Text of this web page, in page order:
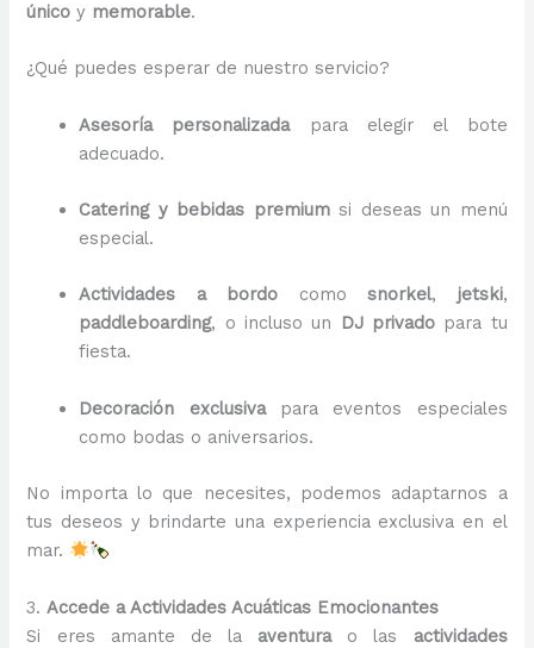
único y memorable.
¿Qué puedes esperar de nuestro servicio?
Asesoría personalizadapara elegir el bote
adecuado.
Catering y bebidas premiumsi deseas un menú
especial.
Actividades a bordo comosnorkel, jetski,
paddleboarding, o incluso un DJ privadopara tu
fiesta.
Decoración exclusivapara eventos especiales
como bodas o aniversarios.
No importa lo que necesites, podemos adaptarnos a
tus deseos y brindarte una experiencia exclusiva en el
mar.
3.Accede a Actividades Acuáticas Emocionantes
Si eres amante de la aventurao las actividades